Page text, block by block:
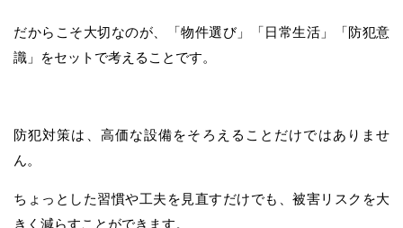
だからこそ大切なのが、「物件選び」「日常生活」「防犯意
識」をセットで考えることです。
防犯対策は、高価な設備をそろえることだけではありませ
ん。
ちょっとした習慣や工夫を見直すだけでも、被害リスクを大
きく減らすことができます。